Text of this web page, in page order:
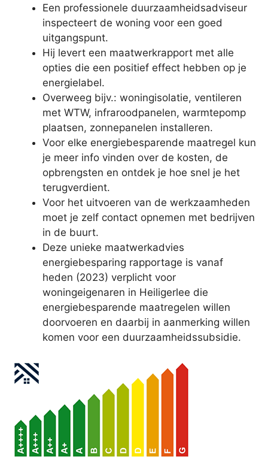
Een professionele duurzaamheidsadviseur
inspecteert de woning voor een goed
uitgangspunt.
Hij levert een maatwerkrapport met alle
opties die een positief effect hebben op je
energielabel.
Overweeg bijv.: woningisolatie, ventileren
met WTW, infraroodpanelen, warmtepomp
plaatsen, zonnepanelen installeren.
Voor elke energiebesparende maatregel kun
je meer info vinden over de kosten, de
opbrengsten en ontdek je hoe snel je het
terugverdient.
Voor het uitvoeren van de werkzaamheden
moet je zelf contact opnemen met bedrijven
in de buurt.
Deze unieke maatwerkadvies
energiebesparing rapportage is vanaf
heden (2023) verplicht voor
woningeigenaren in Heiligerlee die
energiebesparende maatregelen willen
doorvoeren en daarbij in aanmerking willen
komen voor een duurzaamheidssubsidie.